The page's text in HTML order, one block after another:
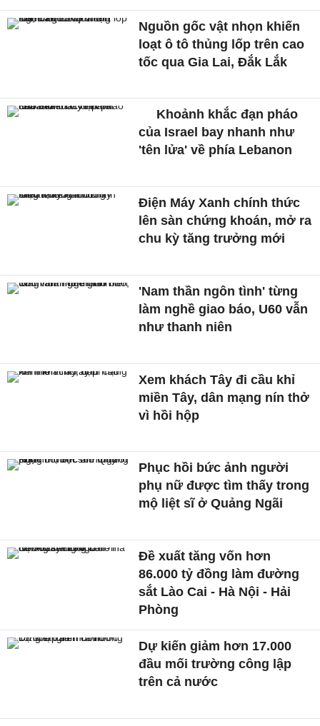
Nguồn gốc vật nhọn khiến
loạt ô tô thủng lốp trên cao
tốc qua Gia Lai, Đắk Lắk
Khoảnh khắc đạn pháo
của Israel bay nhanh như
'tên lửa' về phía Lebanon
Điện Máy Xanh chính thức
lên sàn chứng khoán, mở ra
chu kỳ tăng trưởng mới
'Nam thần ngôn tình' từng
làm nghề giao báo, U60 vẫn
như thanh niên
Xem khách Tây đi cầu khỉ
miền Tây, dân mạng nín thở
vì hồi hộp
Phục hồi bức ảnh người
phụ nữ được tìm thấy trong
mộ liệt sĩ ở Quảng Ngãi
Đề xuất tăng vốn hơn
86.000 tỷ đồng làm đường
sắt Lào Cai - Hà Nội - Hải
Phòng
Dự kiến giảm hơn 17.000
đầu mối trường công lập
trên cả nước